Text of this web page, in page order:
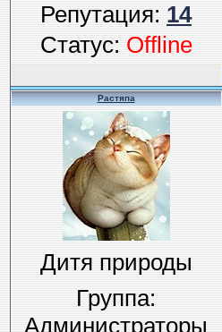
Репутация:14
Статус:Offline
Растяпа
Дитя природы
Группа:
Администраторы